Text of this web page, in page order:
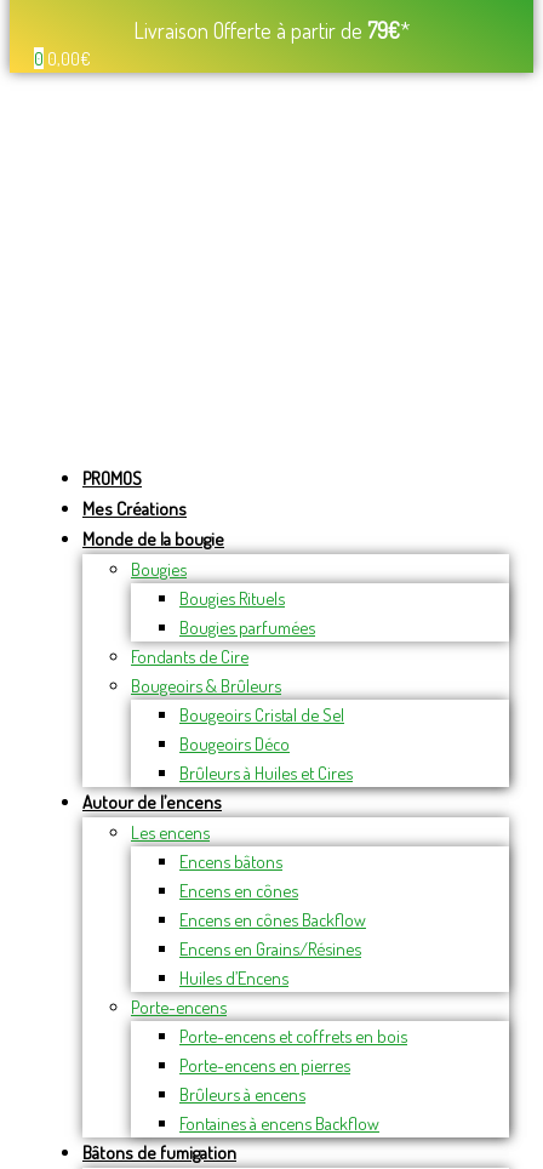
Livraison Offerte à partir de 79€*
0 0,00€
PROMOS
Mes Créations
Monde de la bougie
Bougies
Bougies Rituels
Bougies parfumées
Fondants de Cire
Bougeoirs & Brûleurs
Bougeoirs Cristal de Sel
Bougeoirs Déco
Brûleurs à Huiles et Cires
Autour de l’encens
Les encens
Encens bâtons
Encens en cônes
Encens en cônes Backflow
Encens en Grains/Résines
Huiles d’Encens
Porte-encens
Porte-encens et coffrets en bois
Porte-encens en pierres
Brûleurs à encens
Fontaines à encens Backflow
Bâtons de fumigation